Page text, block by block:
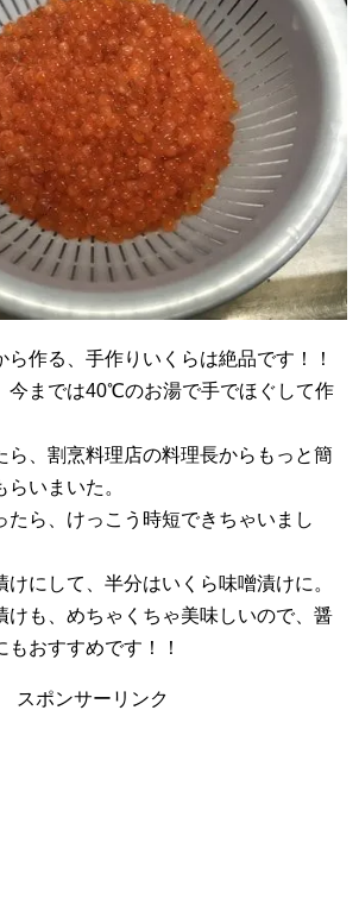
作る、手作りいくらは絶品です！！
今までは40℃のお湯で手でほぐして作
ら、割烹料理店の料理長からもっと簡
いまいた。
たら、けっこう時短できちゃいまし
にして、半分はいくら味噌漬けに。
けも、めちゃくちゃ美味しいので、醤
おすすめです！！
スポンサーリンク